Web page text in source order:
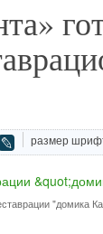
размер
"домика